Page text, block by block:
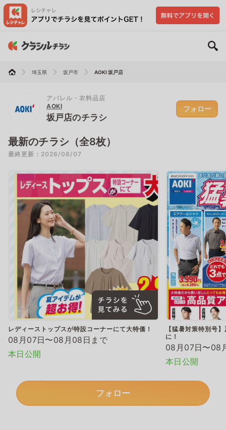
埼玉県 坂戸市 AOKI 坂戸店
アパレル・衣料品店
AOKI
坂戸店のチラシ
フォロー
最新のチラシ（全8枚）
最終更新：2026/08/07
レディーストップスが特設コーナーにて大特価！
08月07日〜08月08日まで
本日公開
【猛暑対策特別号
に！
08月07日〜08
本日公開
フォロー